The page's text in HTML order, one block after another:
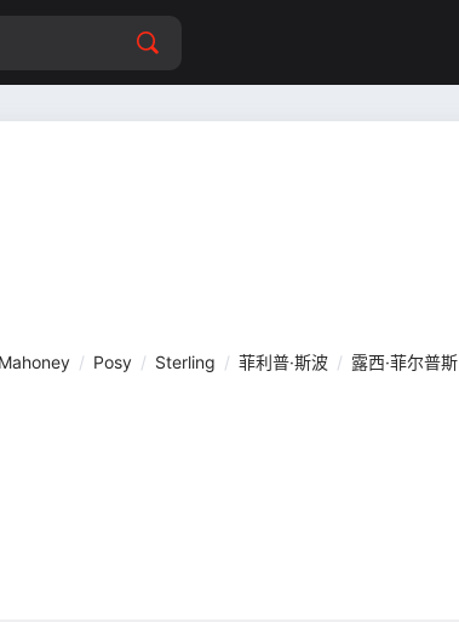
Mahoney / Posy / Sterling / 菲利普·斯波 / 露西·菲尔普斯